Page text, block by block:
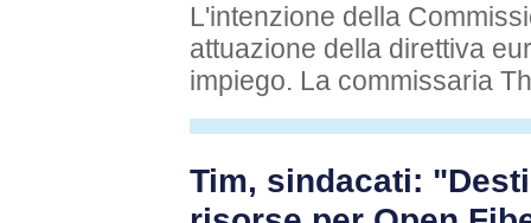
L'intenzione della
attuazione della direttiva
impiego. La commissaria
Tim, sindacati: